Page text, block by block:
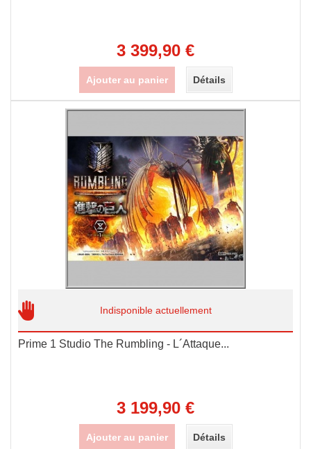
3 399,90 €
Ajouter au panier Détails
Indisponible actuellement
Prime 1 Studio The Rumbling - L´Attaque...
3 199,90 €
Ajouter au panier Détails